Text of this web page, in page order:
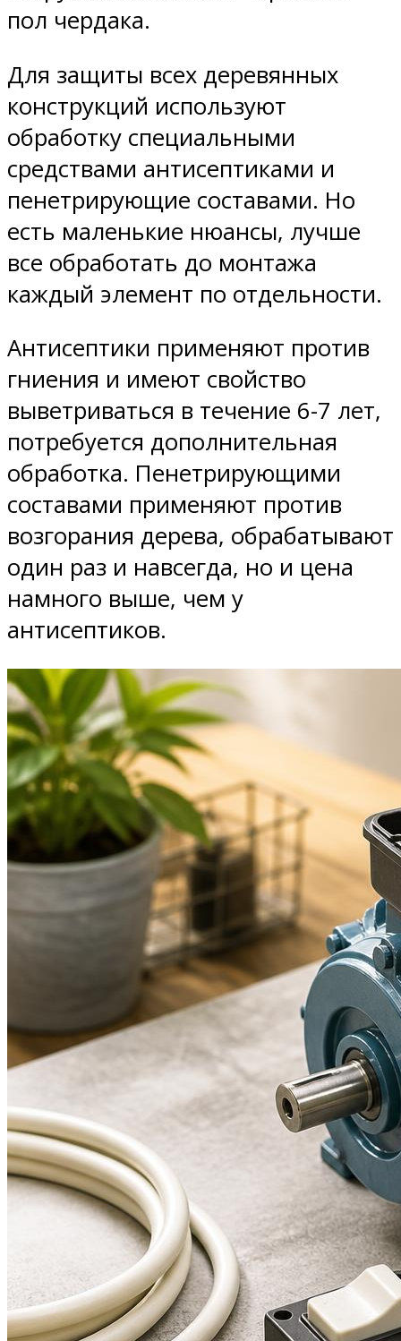
пол чердака.
Для защиты всех деревянных
конструкций используют
обработку специальными
средствами антисептиками и
пенетрирующие составами. Но
есть маленькие нюансы, лучше
все обработать до монтажа
каждый элемент по отдельности.
Антисептики применяют против
гниения и имеют свойство
выветриваться в течение 6-7 лет,
потребуется дополнительная
обработка. Пенетрирующими
составами применяют против
возгорания дерева, обрабатывают
один раз и навсегда, но и цена
намного выше, чем у
антисептиков.